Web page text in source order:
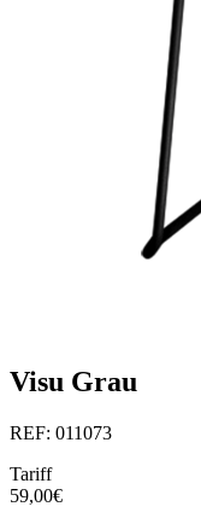
Visu Grau
REF: 011073
Tariff
59,00€